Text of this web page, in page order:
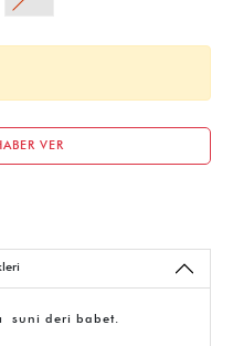
VER
suni deri babet.